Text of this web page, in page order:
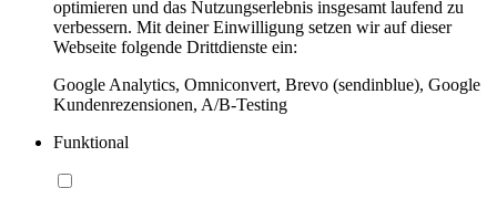
optimieren und das Nutzungserlebnis insgesamt laufend zu
verbessern. Mit deiner Einwilligung setzen wir auf dieser
Webseite folgende Drittdienste ein:
Google Analytics, Omniconvert, Brevo (sendinblue), Google
Kundenrezensionen, A/B-Testing
Funktional